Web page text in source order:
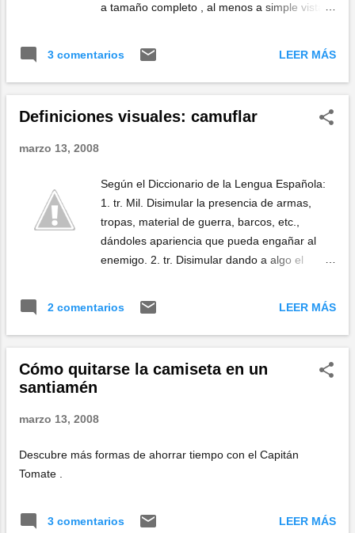
a tamaño completo , al menos a simple vista,
paseo en Canadá . Sin embargo nadie se
percató de la presencia del animal hasta que
Suponen que el lobo feroz se asustó con el
3 comentarios LEER MÁS
Definiciones visuales: camuflar
marzo 13, 2008
Según el Diccionario de la Lengua Española:
1. tr. Mil. Disimular la presencia de armas,
tropas, material de guerra, barcos, etc.,
dándoles apariencia que pueda engañar al
enemigo. 2. tr. Disimular dando a algo el
2 comentarios LEER MÁS
Cómo quitarse la camiseta en un
santiamén
marzo 13, 2008
Descubre más formas de ahorrar tiempo con el Capitán
Tomate .
3 comentarios LEER MÁS